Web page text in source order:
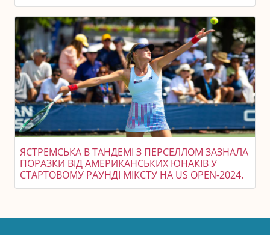
ЯСТРЕМСЬКА В ТАНДЕМІ З ПЕРСЕЛЛОМ ЗАЗНАЛА
ПОРАЗКИ ВІД АМЕРИКАНСЬКИХ ЮНАКІВ У
СТАРТОВОМУ РАУНДІ МІКСТУ НА US OPEN-2024.